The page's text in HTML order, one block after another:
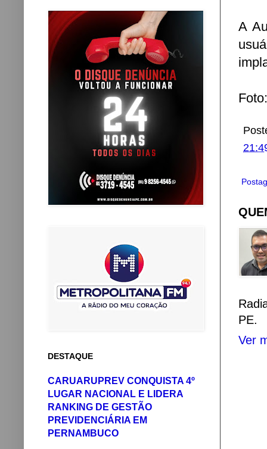
A
PE.
Ver
DESTAQUE
CARUARUPREV CONQUISTA 4º
LUGAR NACIONAL E LIDERA
RANKING DE GESTÃO
PREVIDENCIÁRIA EM
PERNAMBUCO